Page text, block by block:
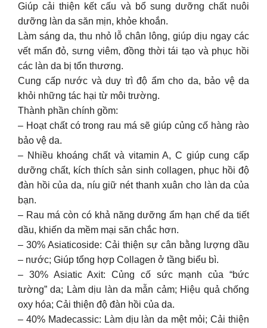
Giúp cải thiện kết cấu và bổ sung dưỡng chất nuôi
dưỡng làn da săn mịn, khỏe khoắn.
Làm sáng da, thu nhỏ lỗ chân lông, giúp dịu ngay các
vết mẩn đỏ, sưng viêm, đồng thời tái tạo và phục hồi
các làn da bị tổn thương.
Cung cấp nước và duy trì độ ẩm cho da, bảo vệ da
khỏi những tác hại từ môi trường.
Thành phần chính gồm:
– Hoạt chất có trong rau má sẽ giúp củng cố hàng rào
bảo vệ da.
– Nhiều khoáng chất và vitamin A, C giúp cung cấp
dưỡng chất, kích thích sản sinh collagen, phục hồi độ
đàn hồi của da, níu giữ nét thanh xuân cho làn da của
bạn.
– Rau má còn có khả năng dưỡng ẩm hạn chế da tiết
dầu, khiến da mềm mại săn chắc hơn.
– 30% Asiaticoside: Cải thiện sự cân bằng lượng dầu
– nước; Giúp tổng hợp Collagen ở tầng biểu bì.
– 30% Asiatic Axit: Củng cố sức mạnh của “bức
tường” da; Làm dịu làn da mẫn cảm; Hiệu quả chống
oxy hóa; Cải thiện độ đàn hồi của da.
– 40% Madecassic: Làm dịu làn da mệt mỏi; Cải thiện